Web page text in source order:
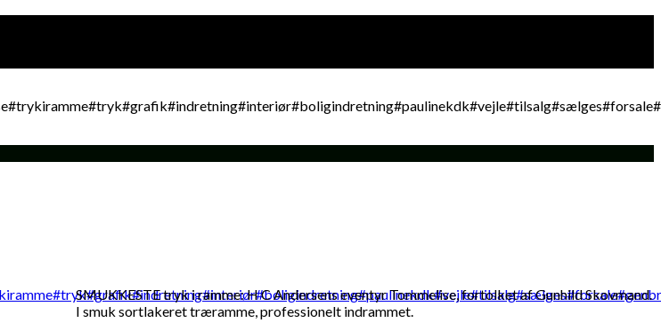
SMUKKESTE tryk i ramme: H C Andersens eventyr Tommelise, fortolket af Gunhild Skovmand.
I smuk sortlakeret træramme, professionelt indrammet.